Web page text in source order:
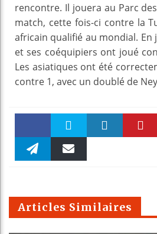
rencontre. Il jouera au Parc
match, cette fois-ci contre la
africain qualifié au mondial.
et ses coéquipiers ont joué
Les asiatiques ont été
contre 1, avec un doublé de
Faceboo Twitter
m
Articles Similaires